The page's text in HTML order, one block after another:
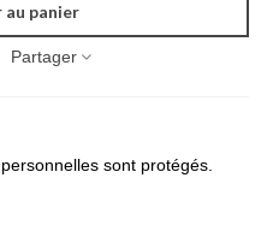
panier
Partager
sont protégés.